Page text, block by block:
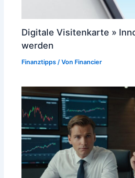
Digitale Visitenkarte »
werden
Finanztipps / Von Financier